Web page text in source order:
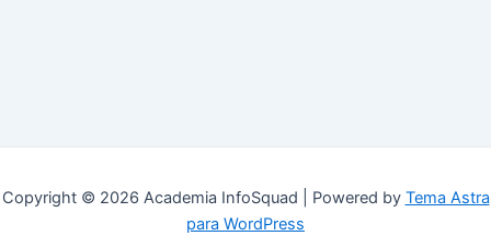
Copyright © 2026 Academia InfoSquad | Powered by Tema Astra
para WordPress